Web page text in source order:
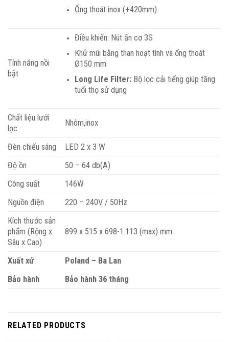
Ống thoát inox (+420mm)
Tính năng nồi
bật
Điều khiển: Nút ấn cơ 3S
Khử mùi bằng than hoạt tính và ống thoát
Ø150 mm
Long Life Filter:Bộ lọc cải tiếng giúp tăng
tuổi thọ sử dụng
Chất liệu lưới
lọc
Nhôm,inox
Đèn chiếu sáng
LED 2 x 3 W
Độ ồn
50 – 64 db(A)
Công suất
146W
Nguồn điện
220 – 240V / 50Hz
Kích thước sản
phẩm (Rộng x
Sâu x Cao)
899 x 515 x 698-1.113 (max) mm
Xuất xứ
Poland – Ba Lan
Bảo hành
Bảo hành 36 tháng
RELATED PRODUCTS